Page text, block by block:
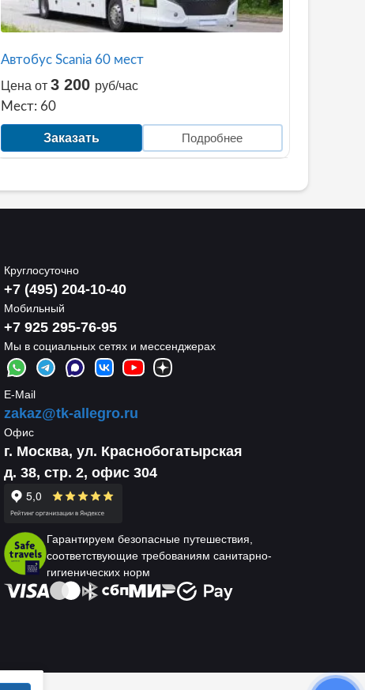
Автобус Scania 60 мест
Цена от3 200 руб/час
Мест: 60
Заказать Подробнее
Круглосуточно
+7 (495) 204-10-40
Мобильный
+7 925 295-76-95
Мы в социальных сетях и мессенджерах
E-Mail
zakaz@tk-allegro.ru
Офис
г. Москва, ул. Краснобогатырская
д. 38, стр. 2, офис 304
Гарантируем безопасные путешествия,
соответствующие требованиям санитарно-
гигиенических норм